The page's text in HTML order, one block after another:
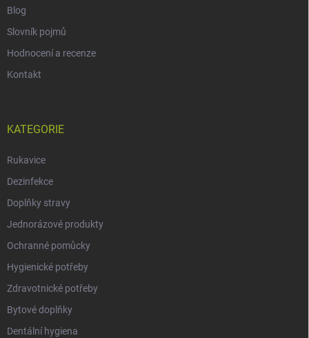
Blog
Slovník pojmů
Hodnocení a recenze
Kontakt
KATEGORIE
Rukavice
Dezinfekce
Doplňky stravy
Jednorázové produkty
Ochranné pomůcky
Hygienické potřeby
Zdravotnické potřeby
Bytové doplňky
Dentální hygiena